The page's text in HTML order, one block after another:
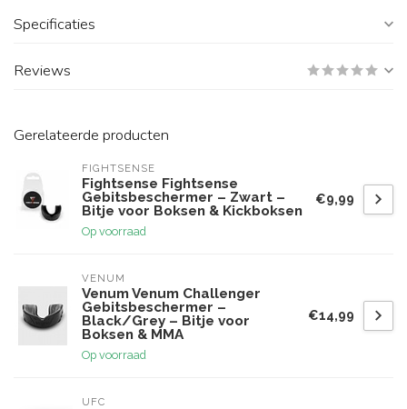
Specificaties
Reviews
Gerelateerde producten
FIGHTSENSE
Fightsense Fightsense
Gebitsbeschermer – Zwart –
Bitje voor Boksen & Kickboksen
Op voorraad
€9,99
VENUM
Venum Venum Challenger
Gebitsbeschermer –
Black/Grey – Bitje voor
Boksen & MMA
Op voorraad
€14,99
UFC